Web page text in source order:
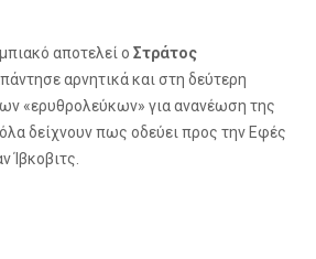
αποτελεί ο Στράτος
αρνητικά και στη δεύτερη
«ερυθρολεύκων» για ανανέωση της
δείχνουν πως οδεύει προς την Εφές
Ίβκοβιτς.